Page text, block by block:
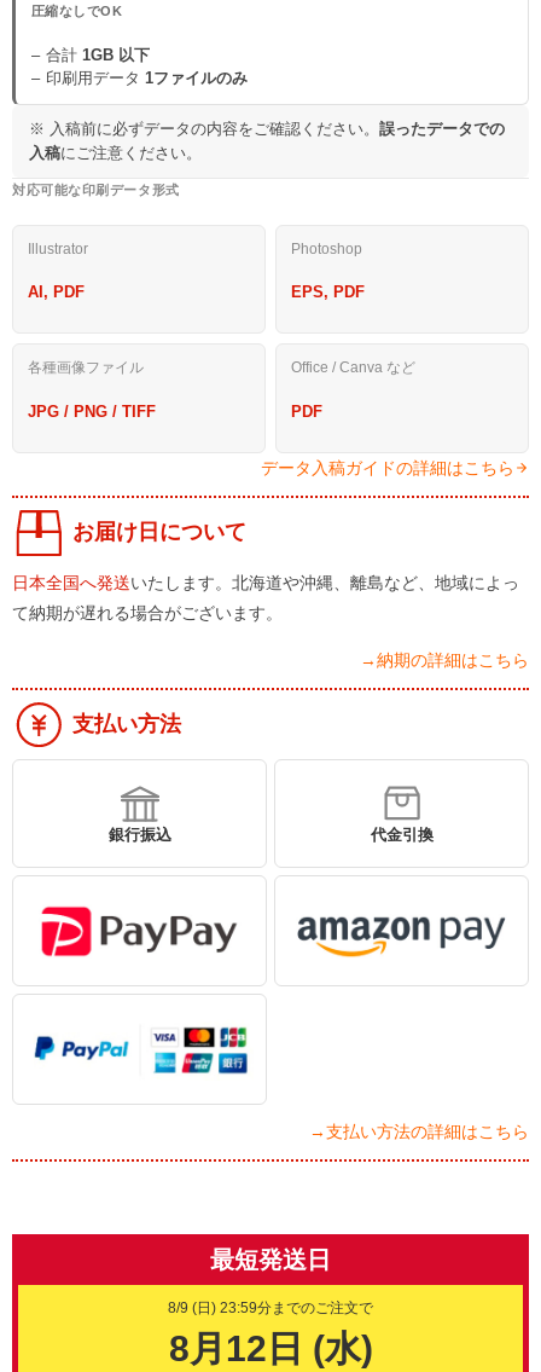
圧縮なしでOK
合計 1GB 以下
印刷用データ 1ファイルのみ
※ 入稿前に必ずデータの内容をご確認ください。 誤ったデータでの
入稿にご注意ください。
対応可能な印刷データ形式
Illustrator
AI, PDF
Photoshop
EPS, PDF
各種画像ファイル
JPG / PNG / TIFF
Office / Canva など
PDF
データ入稿ガイドの詳細はこちら
お届け日について
日本全国へ発送いたします。北海道や沖縄、離島など、地域によっ
て納期が遅れる場合がございます。
→納期の詳細はこちら
支払い方法
銀行振込 代金引換
→支払い方法の詳細はこちら